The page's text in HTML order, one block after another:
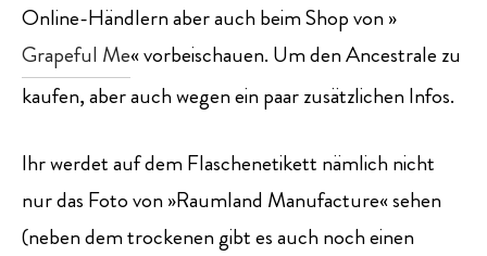
Online-Händlern aber auch beim Shop von »
Grapeful Me« vorbeischauen. Um den Ancestrale zu
kaufen, aber auch wegen ein paar zusätzlichen Infos.
Ihr werdet auf dem Flaschenetikett nämlich nicht
nur das Foto von »Raumland Manufacture« sehen
(neben dem trockenen gibt es auch noch einen